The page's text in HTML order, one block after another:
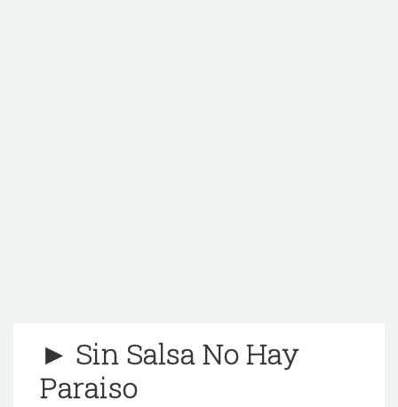
► Sin Salsa No Hay
Paraiso